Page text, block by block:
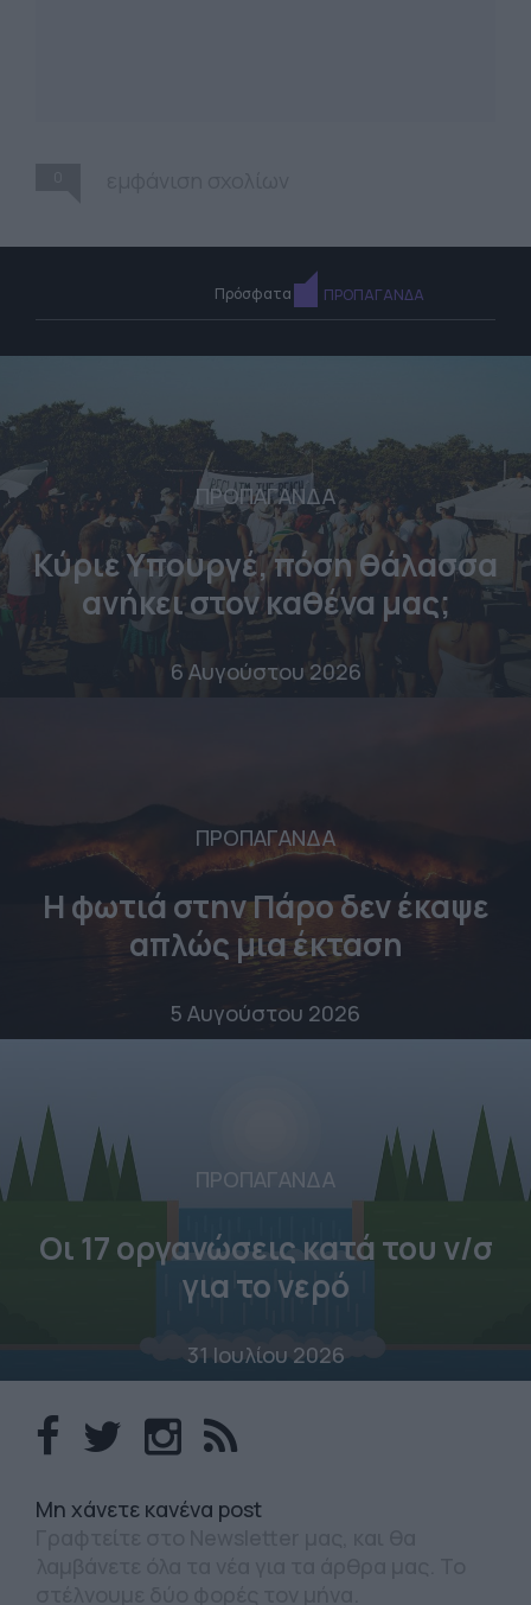
Πρόσφατα ΠΡΟΠΑΓΑΝΔΑ
ΠΡΟΠΑΓΑΝΔΑ
Κύριε Υπουργέ, πόση θάλασσα
ανήκει στον καθένα μας;
6 Αυγούστου 2026
ΠΡΟΠΑΓΑΝΔΑ
Η φωτιά στην Πάρο δεν έκαψε
απλώς μια έκταση
5 Αυγούστου 2026
ΠΡΟΠΑΓΑΝΔΑ
Οι 17 οργανώσεις κατά του ν/σ
για το νερό
31 Ιουλίου 2026
Mη χάνετε κανένα post